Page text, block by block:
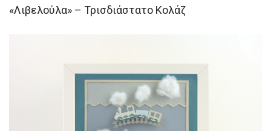
«Λιβελούλα» – Τρισδιάστατο Κολάζ